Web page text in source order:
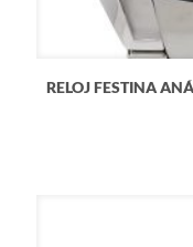
RELOJ FESTINA